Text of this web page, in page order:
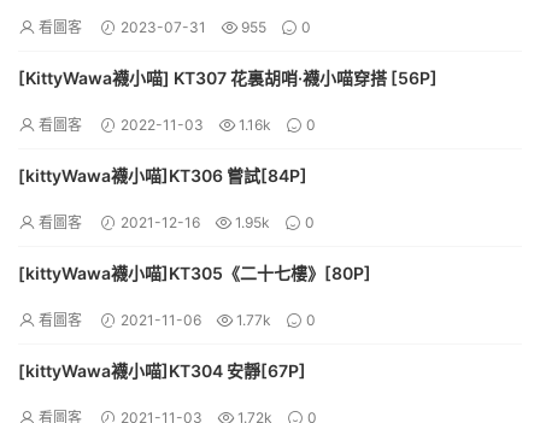
看圖客 2023-07-31 955 0
[KittyWawa襪小喵] KT307 花裏胡哨·襪小喵穿搭 [56P]
看圖客 2022-11-03 1.16k 0
[kittyWawa襪小喵]KT306 嘗試[84P]
看圖客 2021-12-16 1.95k 0
[kittyWawa襪小喵]KT305《二十七樓》[80P]
看圖客 2021-11-06 1.77k 0
[kittyWawa襪小喵]KT304 安靜[67P]
看圖客 2021-11-03 1.72k 0